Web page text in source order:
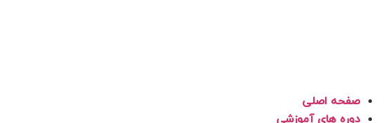
صفحه اصلی
دوره های آموزشی